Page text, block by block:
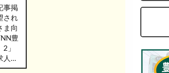
事掲
され
ま向
豊
」
人情
ス